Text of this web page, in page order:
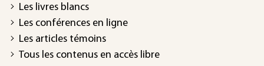
Les livres blancs
Les conférences en ligne
Les articles témoins
Tous les contenus en accès libre